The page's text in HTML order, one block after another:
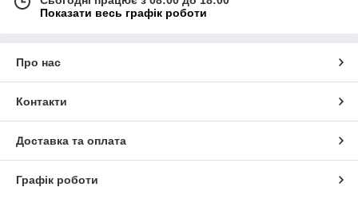
Показати весь графік роботи
Про нас
Контакти
Доставка та оплата
Графік роботи